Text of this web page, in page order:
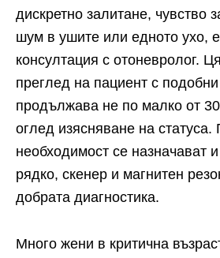
дискретно залитане, чувство
шум в ушите или едното ухо,
консултация с отоневролог.
преглед на пациент с
продължава не по малко от
оглед изясняване на статуса.
необходимост се назначават
рядко, скенер и магнитен
добрата диагностика.
Много жени в критична